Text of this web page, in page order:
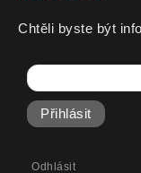
Chtěli byste být
Přihlásit
Odhlásit